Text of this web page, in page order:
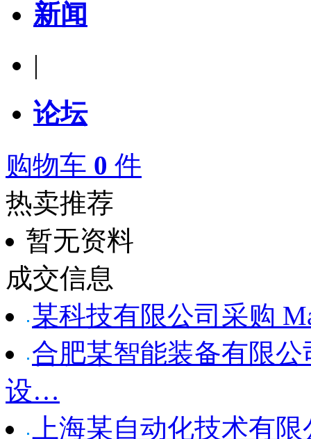
新闻
|
论坛
购物车 0 件
热卖推荐
暂无资料
成交信息
某科技有限公司采购
合肥某智能装备有限公
设…
上海某自动化技术有